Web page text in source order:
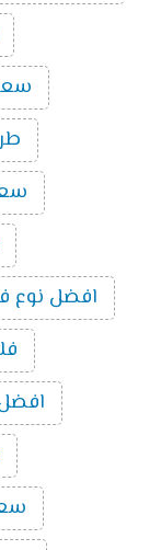
سعر
سعر
افضل نوع فلتر
افضل